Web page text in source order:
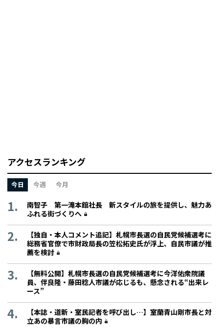
アクセスランキング
今日 今週 今月
南智子 第一滝本館社長 新スタイルの旅を提供し、魅力あ
ふれる街づくりへ
【独自・本人コメント追記】札幌市長選の自民党候補選考に
総務省官僚で市財政局長の笠松拓史氏が浮上、自民市議が推
薦を検討
【無料公開】札幌市長選の自民党候補選考に今洋佑衆院議
員、伴良隆・藤田稔人市議が応じるも、懸念される“出来レ
ース”
【本誌・道新・室民記者を呼び出し…】室蘭青山剛市長と対
立あの暴言市議の胸の内